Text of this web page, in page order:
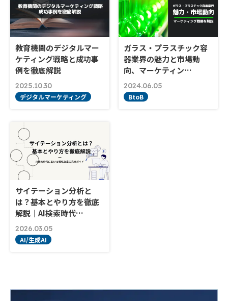
教育機関のデジタルマー
ケティング戦略と成功事
例を徹底解説
2025.10.30
デジタルマーケティング
ガラス・プラスチック容
器業界の魅力と市場動
向、マーケティン…
2024.06.05
BtoB
サイテーション分析と
は？基本とやり方を徹底
解説｜AI検索時代…
2026.03.05
AI/生成AI